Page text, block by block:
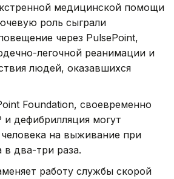
медицинской помощи
роль сыграли
через PulsePoint,
легочной реанимации и
людей, оказавшихся
Foundation, своевременно
дефибрилляция могут
на выживание при
в два-три раза.
работу службы скорой